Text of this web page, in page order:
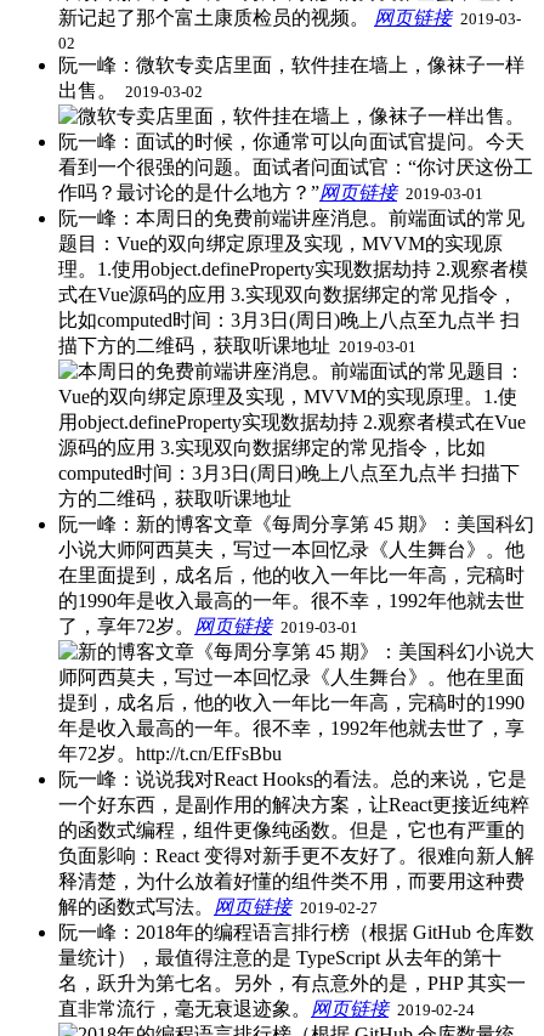
新记起了那个富土康质检员的视频。 网页链接​ 2019-03-
02
阮一峰：微软专卖店里面，软件挂在墙上，像袜子一样
出售。 ​
2019-03-02
阮一峰：面试的时候，你通常可以向面试官提问。今天
看到一个很强的问题。面试者问面试官：“你讨厌这份工
作吗？最讨论的是什么地方？”网页链接​ 2019-03-01
阮一峰：本周日的免费前端讲座消息。前端面试的常见
题目：Vue的双向绑定原理及实现，MVVM的实现原
理。1.使用object.defineProperty实现数据劫持 2.观察者模
式在Vue源码的应用 3.实现双向数据绑定的常见指令，
比如computed时间：3月3日(周日)晚上八点至九点半 扫
描下方的二维码，获取听课地址 ​ 2019-03-01
阮一峰：新的博客文章《每周分享第 45 期》：美国科幻
小说大师阿西莫夫，写过一本回忆录《人生舞台》。他
在里面提到，成名后，他的收入一年比一年高，完稿时
的1990年是收入最高的一年。很不幸，1992年他就去世
了，享年72岁。 网页链接​ 2019-03-01
阮一峰：说说我对React Hooks的看法。总的来说，它是
一个好东西，是副作用的解决方案，让React更接近纯粹
的函数式编程，组件更像纯函数。但是，它也有严重的
负面影响：React 变得对新手更不友好了。很难向新人解
释清楚，为什么放着好懂的组件类不用，而要用这种费
解的函数式写法。 网页链接​ 2019-02-27
阮一峰：2018年的编程语言排行榜（根据 GitHub 仓库数
量统计），最值得注意的是 TypeScript 从去年的第十
名，跃升为第七名。另外，有点意外的是，PHP 其实一
直非常流行，毫无衰退迹象。 网页链接​ 2019-02-24